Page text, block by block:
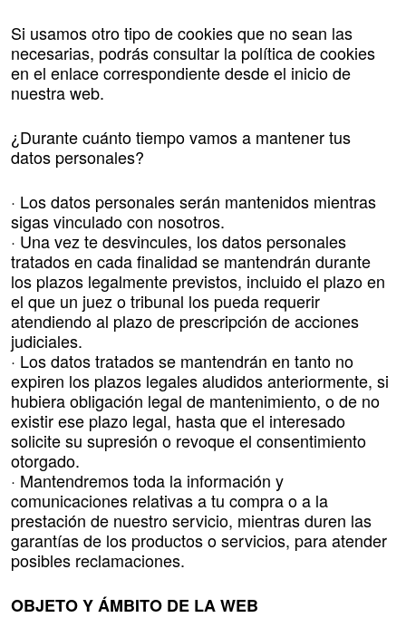
Si usamos otro tipo de cookies que no sean las
necesarias, podrás consultar la política de cookies
en el enlace correspondiente desde el inicio de
nuestra web.
¿Durante cuánto tiempo vamos a mantener tus
datos personales?
· Los datos personales serán mantenidos mientras
sigas vinculado con nosotros.
· Una vez te desvincules, los datos personales
tratados en cada finalidad se mantendrán durante
los plazos legalmente previstos, incluido el plazo en
el que un juez o tribunal los pueda requerir
atendiendo al plazo de prescripción de acciones
judiciales.
· Los datos tratados se mantendrán en tanto no
expiren los plazos legales aludidos anteriormente, si
hubiera obligación legal de mantenimiento, o de no
existir ese plazo legal, hasta que el interesado
solicite su supresión o revoque el consentimiento
otorgado.
· Mantendremos toda la información y
comunicaciones relativas a tu compra o a la
prestación de nuestro servicio, mientras duren las
garantías de los productos o servicios, para atender
posibles reclamaciones.
OBJETO Y ÁMBITO DE LA WEB